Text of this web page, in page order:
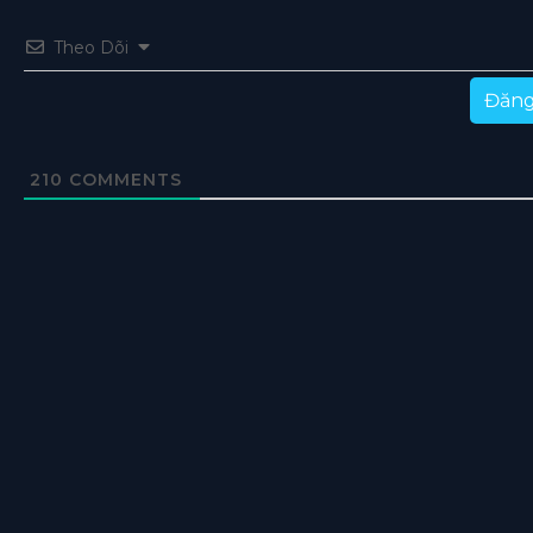
Theo Dõi
210 COMMENTS